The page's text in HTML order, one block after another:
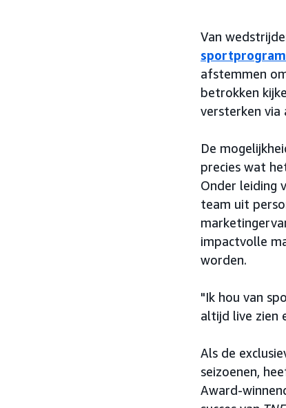
Van
afstemmen
betrokken
versterken via
De
precies wat
Onder leiding
team uit
impactvolle
worden.
"Ik hou van
altijd live zien
Als de
seizoenen,
Award-